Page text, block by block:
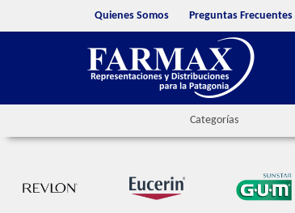
Quienes Somos Preguntas Frecuentes
Categorías